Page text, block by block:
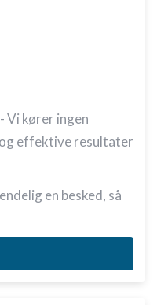
Vi kører ingen
effektive resultater
en besked, så